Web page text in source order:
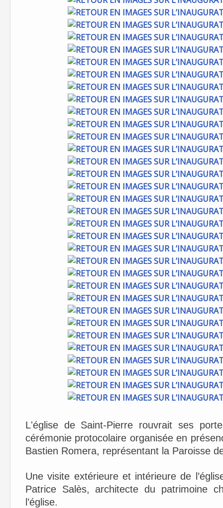
L'église de Saint-Pierre rouvrait ses
cérémonie protocolaire organisée en
Bastien Romera, représentant la Paroisse
Une visite extérieure et intérieure de
Patrice Salès, architecte du patrimoine
l’église.